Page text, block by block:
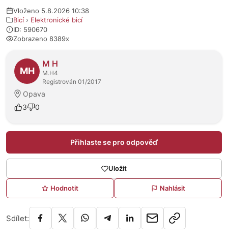
Vloženo 5.8.2026 10:38
Bicí › Elektronické bicí
ID: 590670
Zobrazeno 8389x
O prodejci
MH
M H
M.H4
Registrován 01/2017
Opava
3
0
Přihlaste se pro odpověď
Uložit
Hodnotit Nahlásit
Sdílet: